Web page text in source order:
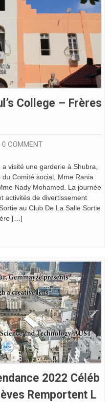
College – Frères
0 COMMENT
visité une garderie à Shubra,
Comité social, Mme Rania
Nady Mohamed. La journée
activités de divertissement
au Club De La Salle Sortie
[…]
2022 Céléb
Remportent L